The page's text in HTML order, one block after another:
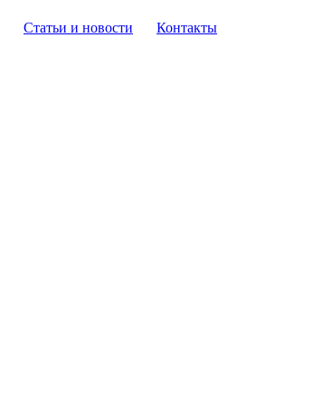
Статьи и новости
Контакты